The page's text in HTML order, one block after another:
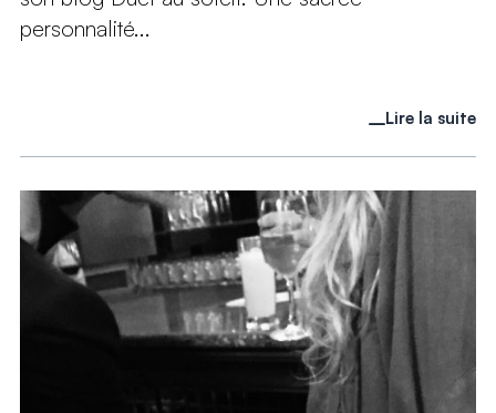
personnalité...
Lire la suite